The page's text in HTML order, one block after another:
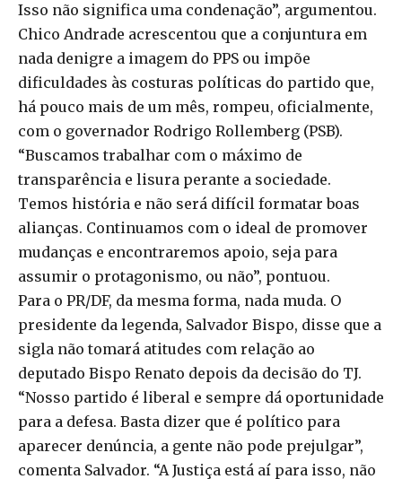
Isso não significa uma condenação”, argumentou.
Chico Andrade acrescentou que a conjuntura em
nada denigre a imagem do PPS ou impõe
dificuldades às costuras políticas do partido que,
há pouco mais de um mês, rompeu, oficialmente,
com o governador Rodrigo Rollemberg (PSB).
“Buscamos trabalhar com o máximo de
transparência e lisura perante a sociedade.
Temos história e não será difícil formatar boas
alianças. Continuamos com o ideal de promover
mudanças e encontraremos apoio, seja para
assumir o protagonismo, ou não”, pontuou.
Para o PR/DF, da mesma forma, nada muda. O
presidente da legenda, Salvador Bispo, disse que a
sigla não tomará atitudes com relação ao
deputado Bispo Renato depois da decisão do TJ.
“Nosso partido é liberal e sempre dá oportunidade
para a defesa. Basta dizer que é político para
aparecer denúncia, a gente não pode prejulgar”,
comenta Salvador. “A Justiça está aí para isso, não